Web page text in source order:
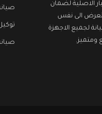
الاصلية لضمان
الى نفس
لجميع الاجهزة
ومتميز.